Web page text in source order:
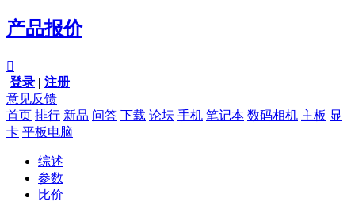
产品报价

登录 | 注册
意见反馈
首页 排行 新品 问答 下载 论坛 手机 笔记本 数码相机 主板 显
卡 平板电脑
综述
参数
比价